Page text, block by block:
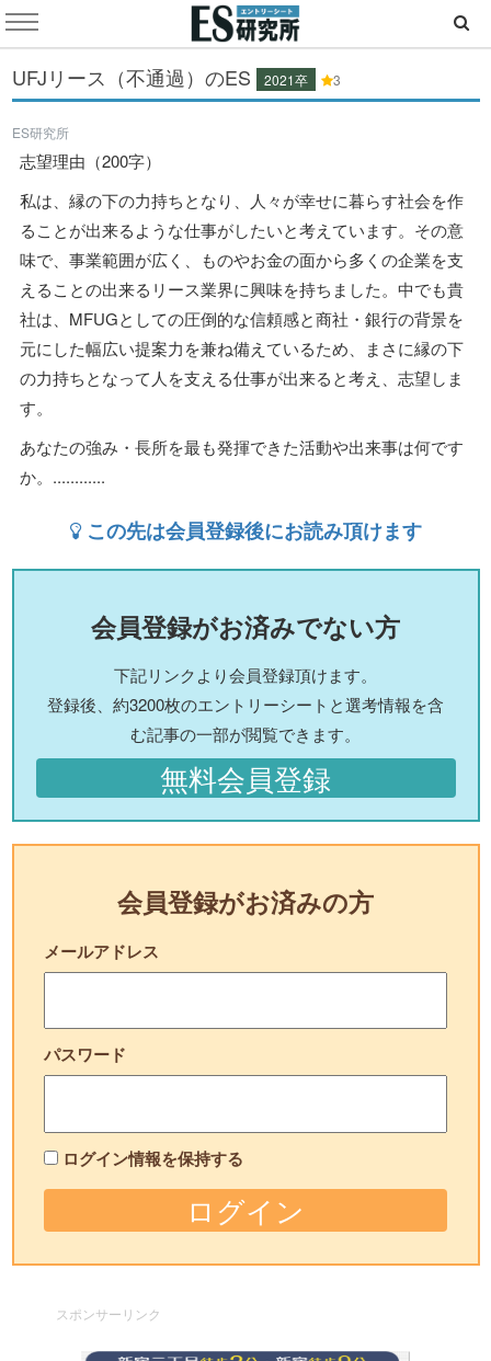
UFJリース（不通過）のES 2021卒 3
ES研究所
志望理由（200字）
私は、縁の下の力持ちとなり、人々が幸せに暮らす社会を作
ることが出来るような仕事がしたいと考えています。その意
味で、事業範囲が広く、ものやお金の面から多くの企業を支
えることの出来るリース業界に興味を持ちました。中でも貴
社は、MFUGとしての圧倒的な信頼感と商社・銀行の背景を
元にした幅広い提案力を兼ね備えているため、まさに縁の下
の力持ちとなって人を支える仕事が出来ると考え、志望しま
す。
あなたの強み・長所を最も発揮できた活動や出来事は何です
か。............
この先は会員登録後にお読み頂けます
会員登録がお済みでない方
下記リンクより会員登録頂けます。
登録後、約3200枚のエントリーシートと選考情報を含
む記事の一部が閲覧できます。
無料会員登録
会員登録がお済みの方
メールアドレス
パスワード
ログイン情報を保持する
スポンサーリンク